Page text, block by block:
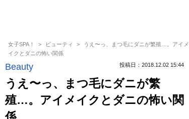
女子SPA！ ビューティ
うえ〜っ、まつ毛にダニが繁殖…。アイメ
イクとダニの怖い関係
Beauty 投稿日：2018.12.02 15:44
うえ〜っ、まつ毛にダニが繁
殖…。アイメイクとダニの怖い関
係